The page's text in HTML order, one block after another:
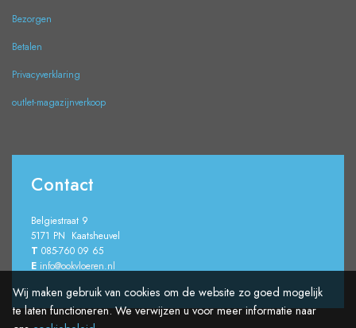
Wij maken gebruik van cookies om de website zo goed mogelijk
te laten functioneren. We verwijzen u voor meer informatie naar
Bezorgen
Betalen
Privacyverklaring
outlet-magazijnverkoop
Contact
Belgiestraat 9
5171 PN Kaatsheuvel
T 085-760 09 65
E info@ookvloeren.nl